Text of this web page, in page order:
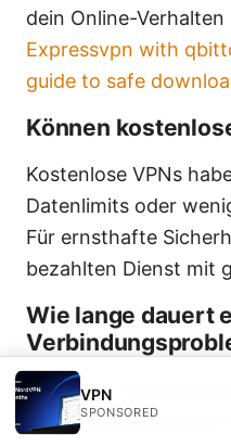
dein Online-
Expressvpn with
guide to safe
Können
Kostenlose VPNs
Datenlimits oder
Für ernsthafte
bezahlten Dienst mit
Wie lange dauert
Das kann wenige
ein Protokollwechsel
VPN
SPONSORED